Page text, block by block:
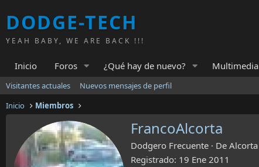
DODGE-TECH
YEAH BABY, WE ARE BACK !!!
Inicio Foros ¿Qué hay de nuevo? Multimedia
Visitantes actuales
Nuevos mensajes de perfil
Inicio
Miembros
FrancoAlcorta
Dodgero Frecuente · De Alcorta
Registrado 19 Ene 2011